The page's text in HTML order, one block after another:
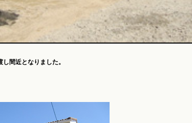
間近となりました。